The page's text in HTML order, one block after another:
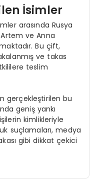
İsimler
arasında Rusya
Artem ve Anna
Bu çift,
ve takas
teslim
gerçekleştirilen bu
geniş yankı
kimlikleriyle
suçlamaları, medya
gibi dikkat çekici